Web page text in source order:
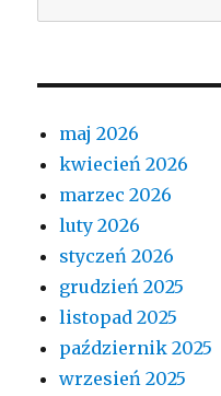
maj 2026
kwiecień 2026
marzec 2026
luty 2026
styczeń 2026
grudzień 2025
listopad 2025
październik 2025
wrzesień 2025